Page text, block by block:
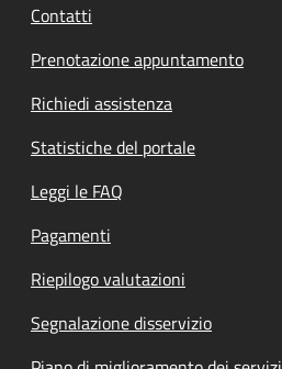
Contatti
Prenotazione appuntamento
Richiedi assistenza
Statistiche del portale
Leggi le FAQ
Pagamenti
Riepilogo valutazioni
Segnalazione disservizio